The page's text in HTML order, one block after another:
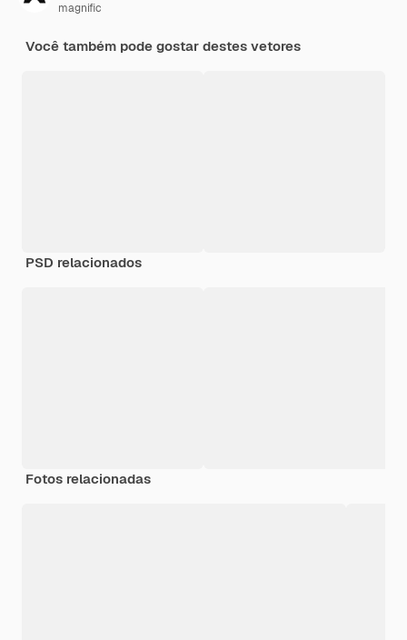
magnific
Você também pode gostar destes vetores
PSD relacionados
Fotos relacionadas